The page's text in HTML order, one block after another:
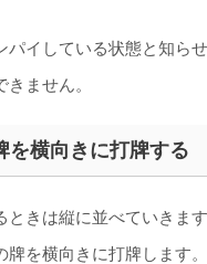
パイしている状態と知ら
ません。
を横向きに打牌する
ときは縦に並べていきま
を横向きに打牌します。